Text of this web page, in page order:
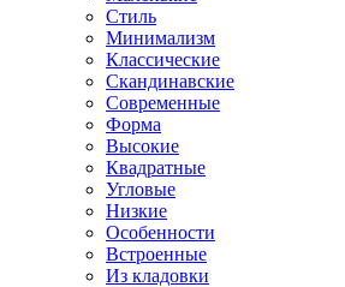
Стиль
Минимализм
Классические
Скандинавские
Современные
Форма
Высокие
Квадратные
Угловые
Низкие
Особенности
Встроенные
Из кладовки